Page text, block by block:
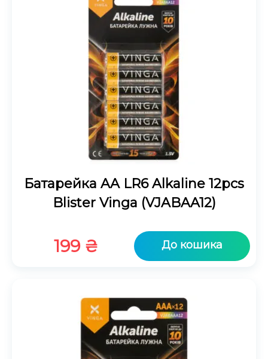
Батарейка AA LR6 Alkaline 12pcs
Blister Vinga (VJABAA12)
199 ₴ До кошика